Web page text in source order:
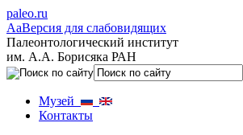
paleo.ru
AaВерсия для слабовидящих
Палеонтологический институт
им. А.А. Борисяка РАН
Музей
Контакты